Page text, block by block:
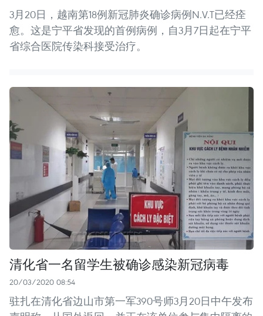
3月20日，越南第18例新冠肺炎确诊病例N.V.T已经痊
愈。这是宁平省发现的首例病例，自3月7日起在宁平
省综合医院传染科接受治疗。
清化省一名留学生被确诊感染新冠病毒
20/03/2020 08:54
驻扎在清化省边山市第一军390号师3月20日中午发布